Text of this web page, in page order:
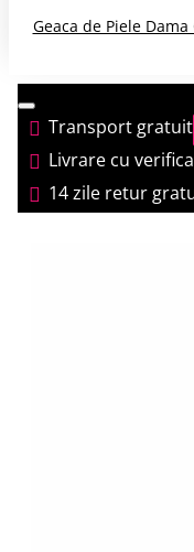
Geaca de Piele
Transport gratuit
Livrare cu
14 zile retur